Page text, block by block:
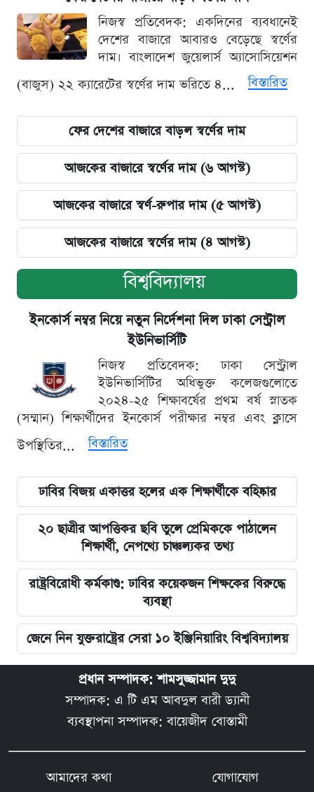
নিজস্ব প্রতিবেদক: একদিনের ব্যবধানেই
দেশের বাজারে আবারও বেড়েছে স্বর্ণের
দাম। বাংলাদেশ জুয়েলার্স অ্যাসোসিয়েশন
(বাজুস) ২২ ক্যারেটের স্বর্ণের দাম ভরিতে ৪...
বিস্তারিত
ফের দেশের বাজারে বাড়ল স্বর্ণের দাম
আজকের বাজারে স্বর্ণের দাম (৬ আগস্ট)
আজকের বাজারে স্বর্ণ-রুপার দাম (৫ আগস্ট)
আজকের বাজারে স্বর্ণের দাম (৪ আগস্ট)
বিশ্ববিদ্যালয়
ইনকোর্স নম্বর নিয়ে নতুন নির্দেশনা দিল ঢাকা সেন্ট্রাল
ইউনিভার্সিটি
নিজস্ব প্রতিবেদক: ঢাকা সেন্ট্রাল
ইউনিভার্সিটির অধিভুক্ত কলেজগুলোতে
২০২৪-২৫ শিক্ষাবর্ষের প্রথম বর্ষ স্নাতক
(সম্মান) শিক্ষার্থীদের ইনকোর্স পরীক্ষার নম্বর এবং ক্লাসে
উপস্থিতির...
বিস্তারিত
ঢাবির বিজয় একাত্তর হলের এক শিক্ষার্থীকে বহিষ্কার
২০ ছাত্রীর আপত্তিকর ছবি তুলে প্রেমিককে পাঠালেন
শিক্ষার্থী, নেপথ্যে চাঞ্চল্যকর তথ্য
রাষ্ট্রবিরোধী কর্মকাণ্ড: ঢাবির কয়েকজন শিক্ষকের বিরুদ্ধে
ব্যবস্থা
জেনে নিন যুক্তরাষ্ট্রের সেরা ১০ ইঞ্জিনিয়ারিং বিশ্ববিদ্যালয়
প্রধান সম্পাদক: শামসুজ্জামান দুদু
সম্পাদক: এ টি এম আবদুল বারী ড্যানী
ব্যবস্থাপনা সম্পাদক: বায়েজীদ বোস্তামী
আমাদের কথা
যোগাযোগ